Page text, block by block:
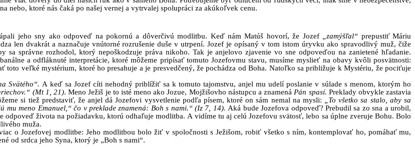
nebo, ktoré nás čaká po našej vernej a vytrvalej spolupráci za akúkoľvek cenu.
jeho sny ako odpoveď na pokornú a dôverčivú modlitbu. Keď nám Matúš hovorí, že Jozef „zamýšľal“ prepustiť Máriu
len dvakrát a naznačuje vnútorné rozrušenie duše v utrpení. Jozef je opísaný v tom istom úryvku ako spravodlivý muž, čiže
správne rozhodol, ktorý nepoškodzuje práva nikoho. Tak je anjelovo zjavenie vo sne odpoveďou na zanietené hľadanie.
a odfláknuté interpretácie, ktoré môžeme pripísať tomuto Jozefovmu stavu, musíme myslieť na obavy kvôli posvätnosti:
veľké mystérium, ktoré ho presahuje a je presvedčený, že pochádza od Boha. Natoľko sa približuje k Mystériu, že pociťuje
Svätého“. A keď sa Jozef cíti nehodný priblížiť sa k tomuto tajomstvu, anjel mu udelí poslanie v súlade s menom, ktorým ho
(Mt 1, 21). Meno Ježiš je to isté meno ako Jozue, Mojžišovho nástupcu a znamenáPán spasí. Preklady obvykle zastavia
si tiež predstaviť, že anjel dá Jozefovi vysvetlenie podľa písem, ktoré on sám nemal na mysli: „To všetko sa stalo, aby sa
mu meno Emanuel,“ čo v preklade znamená: Boh s nami.“ (Iz 7, 14).Aká bude Jozefova odpoveď? Prebudil sa zo sna a urobil,
života na požiadavku, ktorú odhaľuje modlitba. A vidíme tu aj celú Jozefovu svätosť, lebo sa úplne zveruje Bohu. Bolo
muža.
o Jozefovej modlitbe: Jeho modlitbou bolo žiť v spoločnosti s Ježišom, robiť všetko s ním, kontemplovať ho, pomáhať mu,
od srdca jeho Syna, ktorý je „Boh s nami“.